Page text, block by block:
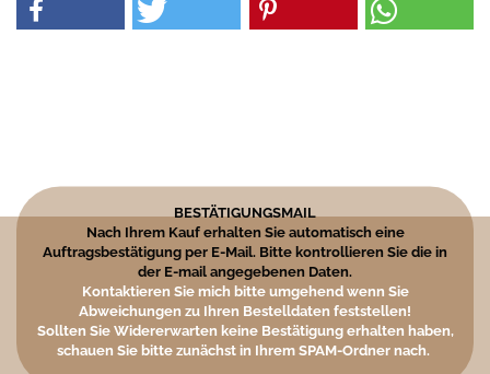
BESTÄTIGUNGSMAIL
Nach Ihrem Kauf erhalten Sie automatisch eine
Auftragsbestätigung per E-Mail. Bitte kontrollieren Sie die in
der E-mail angegebenen Daten.
Kontaktieren Sie mich bitte umgehend wenn Sie
Abweichungen zu Ihren Bestelldaten feststellen!
Sollten Sie Widererwarten keine Bestätigung erhalten haben,
schauen Sie bitte zunächst in Ihrem SPAM-Ordner nach.